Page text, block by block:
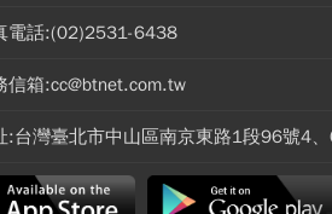
電話:(02)2531-6438
信箱:cc@btnet.com.tw
:台灣臺北市中山區南京東路1段96號4